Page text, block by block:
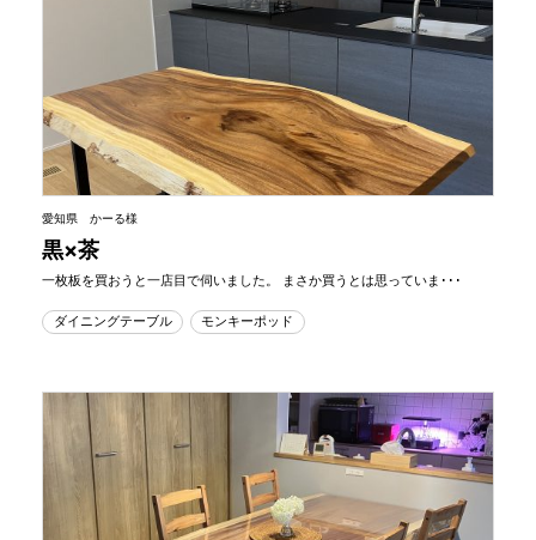
愛知県 かーる様
黒×茶
一枚板を買おうと一店目で伺いました。 まさか買うとは思っていま･･･
ダイニングテーブル モンキーポッド